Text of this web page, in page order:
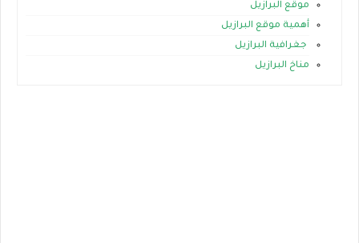
موقع البرازيل
أهمية موقع البرازيل
جغرافية البرازيل
مناخ البرازيل